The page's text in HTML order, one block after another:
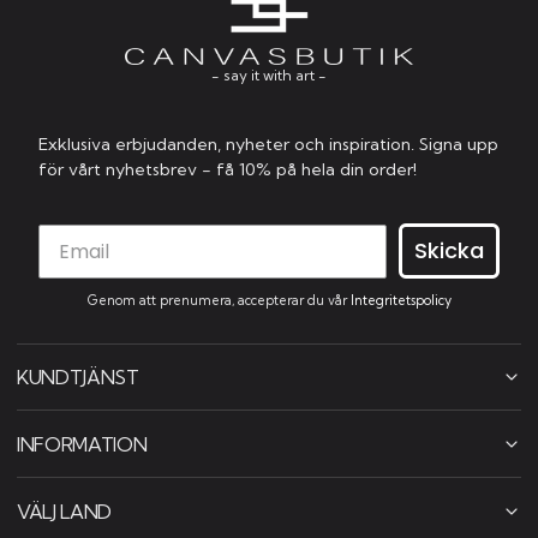
- say it with art -
Exklusiva erbjudanden, nyheter och inspiration. Signa upp
för vårt nyhetsbrev - få 10% på hela din order!
Skicka
Genom att prenumera, accepterar du vår Integritetspolicy
KUNDTJÄNST
INFORMATION
VÄLJ LAND